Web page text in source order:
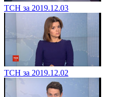
ТСН за 2019.12.03
ТСН за 2019.12.02